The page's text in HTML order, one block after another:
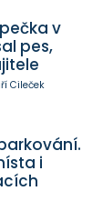
v
pes,
Cileček
i